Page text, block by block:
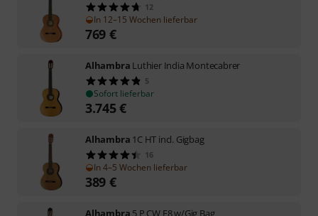
12
In 12–15 Wochen lieferbar
769 €
Alhambra Luthier India Montecabrer
5
Sofort lieferbar
3.745€
Alhambra 1C HT incl. Gigbag
16
In 4–5 Wochen lieferbar
389 €
Alhambra 5 P CW E8 w/Gig Bag